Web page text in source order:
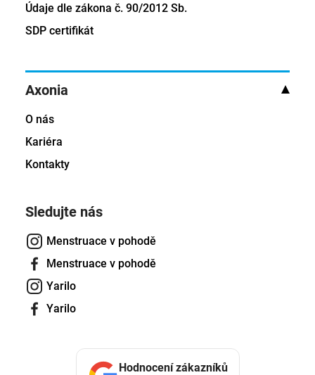
Axonia
O nás
Kariéra
Kontakty
Údaje dle zákona č. 90/2012 Sb.
SDP certifikát
Sledujte nás
Menstruace v pohodě
Menstruace v pohodě
Yarilo
Yarilo
Hodnocení zákazníků